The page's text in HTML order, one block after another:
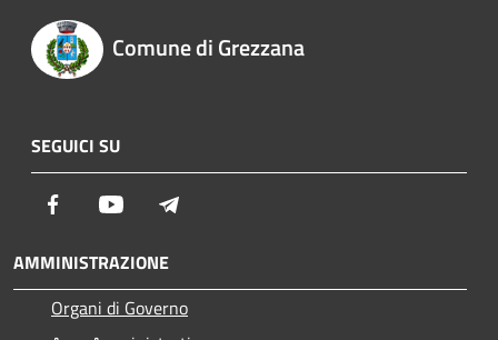
Comune di Grezzana
SEGUICI SU
Facebook Youtube
AMMINISTRAZIONE
Organi di Governo